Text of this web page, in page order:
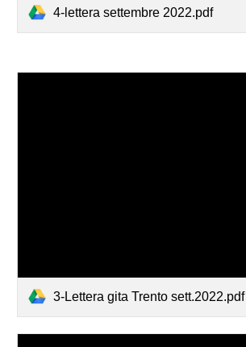
4-lettera settembre 2022.pdf
3-Lettera gita Trento sett.2022.pdf